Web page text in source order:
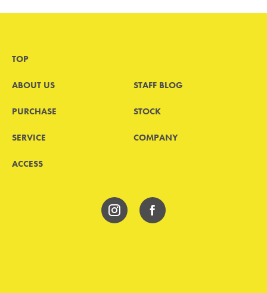
TOP
ABOUT US STAFF BLOG
PURCHASE STOCK
SERVICE COMPANY
ACCESS